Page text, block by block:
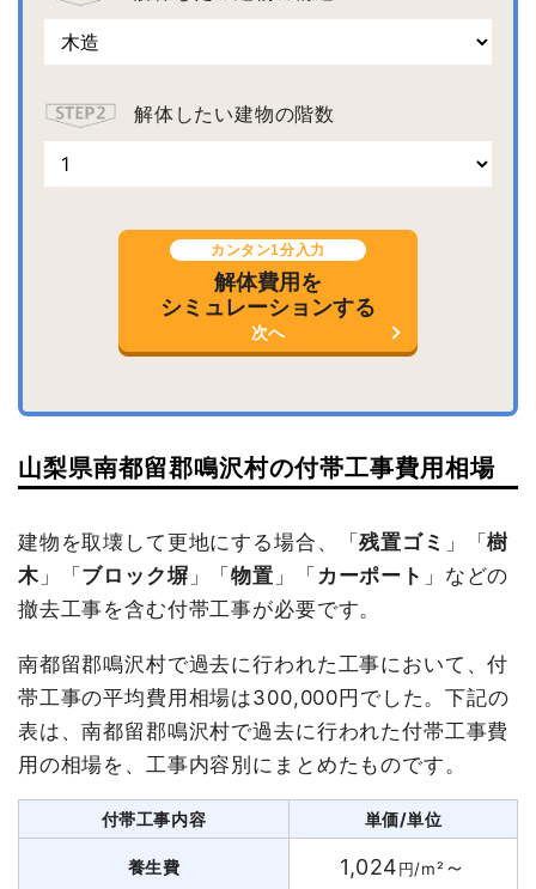
解体したい建物の階数
カンタン1分入力
解体費用を
シミュレーションする
次へ
山梨県南都留郡鳴沢村の付帯工事費用相場
建物を取壊して更地にする場合、「残置ゴミ 」「樹
木」「 ブロック塀 」「物置 」「 カーポート 」などの
撤去工事を含む付帯工事が必要です。
南都留郡鳴沢村で過去に行われた工事において、付
帯工事の平均費用相場は300,000円でした。下記の
表は、南都留郡鳴沢村で過去に行われた付帯工事費
用の相場を、工事内容別にまとめたものです。
付帯工事内容 単価/単位
養生費 1,024円/m² ～